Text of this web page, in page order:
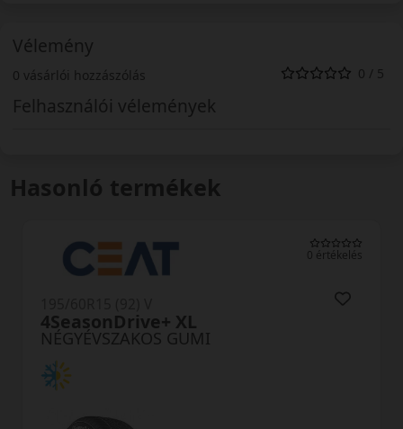
Vélemény
0 vásárlói hozzászólás 0 / 5
Felhasználói vélemények
Hasonló termékek
0 értékelés
NÉGYÉVSZAKOS GUMI
4SeasonDrive+ XL